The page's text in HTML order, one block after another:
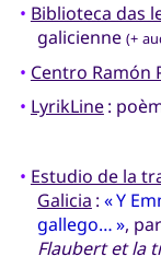
• Biblioteca das
galicienne (+
• Centro Ramón
• LyrikLine:
• Estudio de la
Galicia : « Y
gallego… »,
Flaubert et la